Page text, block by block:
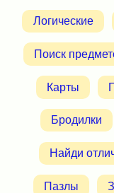
Логические
Поиск
Карты
Бродилки
Найди
Пазлы